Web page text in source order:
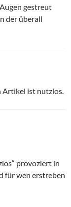
gestreut
der überall
Artikel ist nutzlos.
provoziert in
für wen erstreben